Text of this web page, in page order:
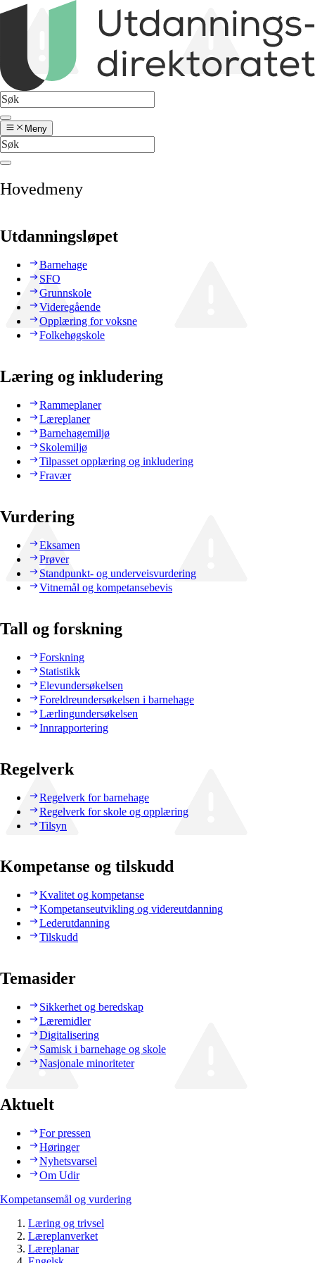
Meny
Hovedmeny
Utdanningsløpet
Barnehage
SFO
Grunnskole
Videregående
Opplæring for voksne
Folkehøgskole
Læring og inkludering
Rammeplaner
Læreplaner
Barnehagemiljø
Skolemiljø
Tilpasset opplæring og inkludering
Fravær
Vurdering
Eksamen
Prøver
Standpunkt- og underveisvurdering
Vitnemål og kompetansebevis
Tall og forskning
Forskning
Statistikk
Elevundersøkelsen
Foreldreundersøkelsen i barnehage
Lærlingundersøkelsen
Innrapportering
Regelverk
Regelverk for barnehage
Regelverk for skole og opplæring
Tilsyn
Kompetanse og tilskudd
Kvalitet og kompetanse
Kompetanseutvikling og videreutdanning
Lederutdanning
Tilskudd
Temasider
Sikkerhet og beredskap
Læremidler
Digitalisering
Samisk i barnehage og skole
Nasjonale minoriteter
Aktuelt
For pressen
Høringer
Nyhetsvarsel
Om Udir
Kompetansemål og vurdering
Læring og trivsel
Læreplanverket
Læreplanar